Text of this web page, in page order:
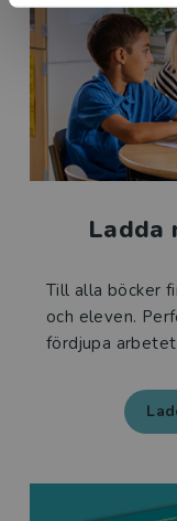
Ladda
Till alla böcker
och eleven.
fördjupa